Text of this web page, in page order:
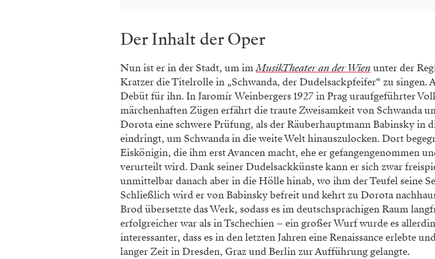
Der Inhalt der Oper
Nun ist er in der Stadt, um imMusikTheater an der Wienunter der
Kratzer die Titelrolle in „Schwanda, der Dudelsackpfeifer“ zu singen.
Debüt für ihn. In JaromírWeinbergers 1927 in Prag uraufgeführter
märchenhaften Zügen erfährt die traute Zweisamkeit von Schwanda
Dorota eine schwere Prüfung, als der Räuberhauptmann Babinsky in
eindringt, um Schwanda in die weite Welt hinauszulocken. Dort
Eiskönigin, die ihm erst Avancen macht, ehe er gefangengenommen
verurteilt wird. Dank seiner Dudelsackkünste kann er sich zwar
unmittelbar danach aber in die Hölle hinab, wo ihm der Teufel seine
Schließlich wird er von Babinsky befreit und kehrt zu Dorota
Brod übersetzte das Werk, sodass es im deutschsprachigen Raum
erfolgreicher war als in Tschechien – ein großer Wurf wurde es
interessanter, dass es in den letzten Jahren eine Renaissance erlebte
langer Zeit in Dresden, Graz und Berlin zur Aufführung gelangte.